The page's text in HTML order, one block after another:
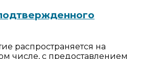
распространяется на
числе, с предоставлением